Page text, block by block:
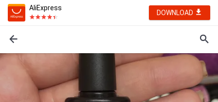
AliExpress
DOWNLOAD